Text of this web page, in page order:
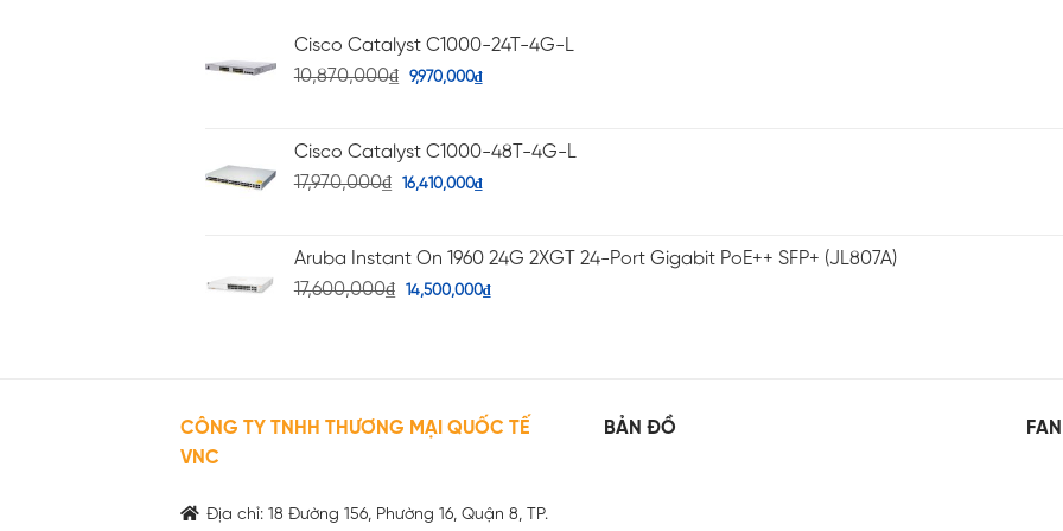
Cisco Catalyst C1000-24T-4G-L
10,870,000₫ 9,970,000₫
Cisco Catalyst C1000-48T-4G-L
17,970,000₫ 16,410,000₫
Aruba Instant On 1960 24G 2XGT 24-Port Gigabit PoE++ SFP+ (JL807A)
17,600,000₫ 14,500,000₫
CÔNG TY TNHH THƯƠNG MẠI QUỐC TẾ
VNC
Địa chỉ: 18 Đường 156, Phường 16, Quận 8, TP.
BẢN ĐỒ